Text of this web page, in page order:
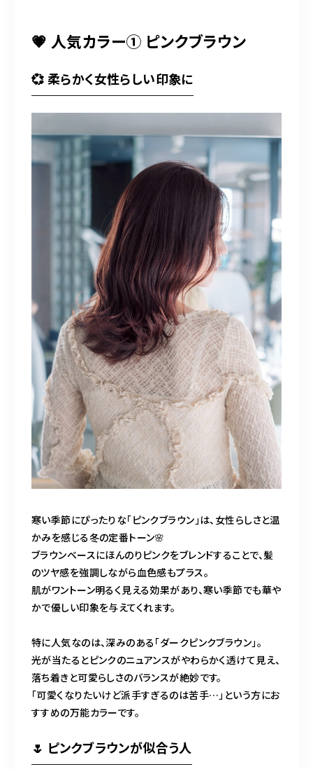
💗 人気カラー① ピンクブラウン
💞 柔らかく女性らしい印象に
寒い季節にぴったりな「ピンクブラウン」は、女性らしさと温
かみを感じる冬の定番トーン🌸
ブラウンベースにほんのりピンクをブレンドすることで、髪
のツヤ感を強調しながら血色感もプラス。
肌がワントーン明るく見える効果があり、寒い季節でも華や
かで優しい印象を与えてくれます。
特に人気なのは、深みのある「ダークピンクブラウン」。
光が当たるとピンクのニュアンスがやわらかく透けて見え、
落ち着きと可愛らしさのバランスが絶妙です。
「可愛くなりたいけど派手すぎるのは苦手…」という方にお
すすめの万能カラーです。
🌷 ピンクブラウンが似合う人